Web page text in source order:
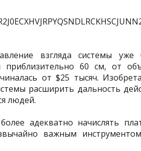
взгляда системы уже
60 см, от
от $25 тысяч.
расширить дальность
людей.
адекватно начислять
важным